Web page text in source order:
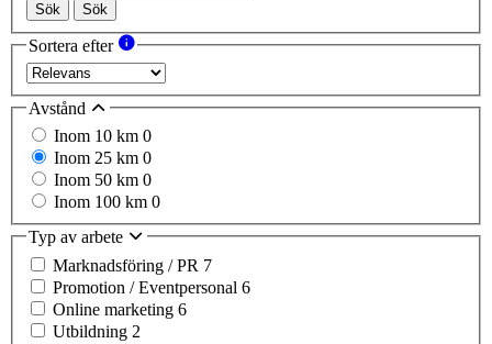
Sök Sök
Sortera efter
Avstånd
Inom 10 km 0
Inom 25 km 0
Inom 50 km 0
Inom 100 km 0
Typ av arbete
Marknadsföring / PR 7
Promotion / Eventpersonal 6
Online marketing 6
Utbildning 2